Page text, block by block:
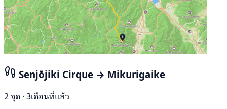
Senjōjiki Cirque → Mikurigaike
2 จุด · 3เดือนที่แล้ว